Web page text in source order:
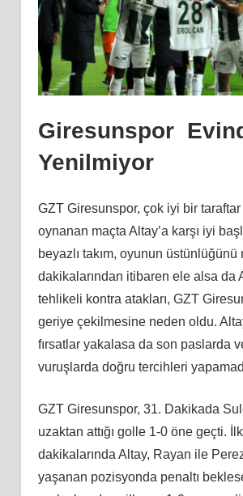
Giresunspor
Yenilmiyor
GZT Giresunspor, çok iyi bir
oynanan maçta Altay’a karşı iyi
beyazlı takım, oyunun üstünlüğünü
dakikalarından itibaren ele alsa da
tehlikeli kontra atakları, GZT
geriye çekilmesine neden oldu.
fırsatlar yakalasa da son paslarda
vuruşlarda doğru tercihleri
GZT Giresunspor, 31. Dakikada
uzaktan attığı golle 1-0 öne geçti. İlk
dakikalarında Altay, Rayan ile
yaşanan pozisyonda penaltı